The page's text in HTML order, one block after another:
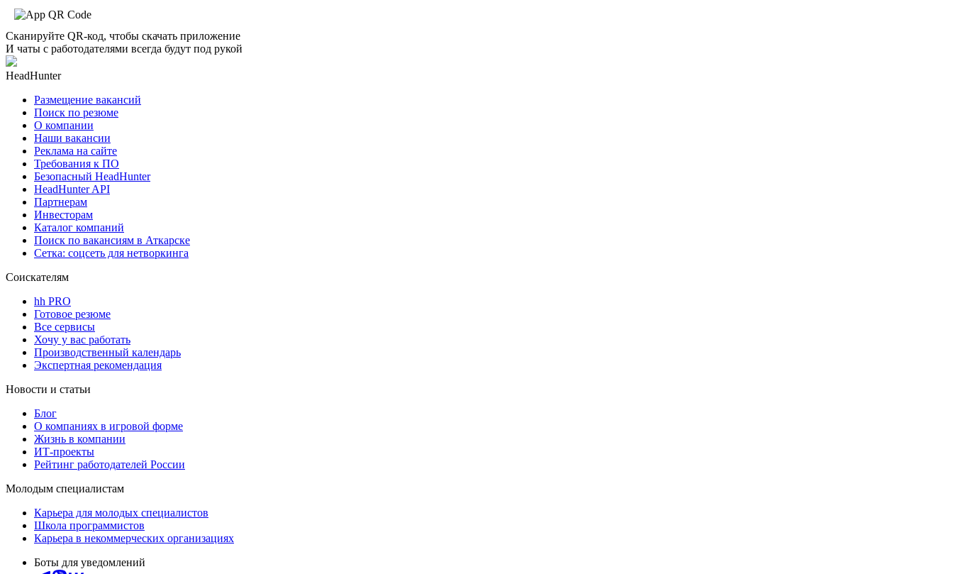
Сканируйте QR-код, чтобы скачать приложение
И чаты с работодателями всегда будут под рукой
HeadHunter
Размещение вакансий
Поиск по резюме
О компании
Наши вакансии
Реклама на сайте
Требования к ПО
Безопасный HeadHunter
HeadHunter API
Партнерам
Инвесторам
Каталог компаний
Поиск по вакансиям в Аткарске
Сетка: соцсеть для нетворкинга
Соискателям
hh PRO
Готовое резюме
Все сервисы
Хочу у вас работать
Производственный календарь
Экспертная рекомендация
Новости и статьи
Блог
О компаниях в игровой форме
Жизнь в компании
ИТ-проекты
Рейтинг работодателей России
Молодым специалистам
Карьера для молодых специалистов
Школа программистов
Карьера в некоммерческих организациях
Боты для уведомлений